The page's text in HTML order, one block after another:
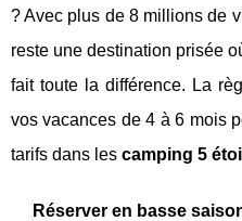
? Avec plus de 8 millions de
reste une destination prisée
fait toute la différence. La
vos vacances de 4 à 6 mois
tarifs dans les camping 5
Réserver en basse